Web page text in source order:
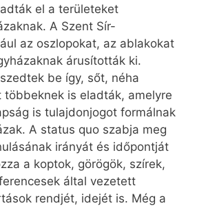
el a területeket
A Szent Sír-
az oszlopokat, az ablakokat
árusították ki.
be így, sőt, néha
többeknek is eladták, amelyre
is tulajdonjogot formálnak
A status quo szabja meg
irányát és időpontját
a koptok, görögök, szírek,
által vezetett
rendjét, idejét is. Még a